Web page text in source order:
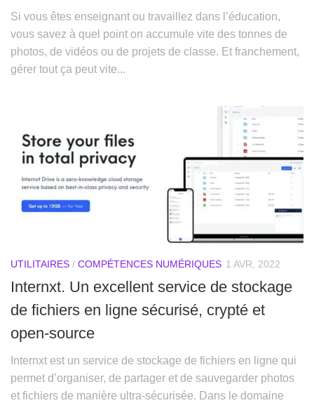
Si vous êtes enseignant ou travaillez dans l’éducation,
vous savez à quel point on accumule vite des tonnes de
photos, de vidéos ou de projets de classe. Et franchement,
gérer tout ça peut vite...
UTILITAIRES / COMPÉTENCES NUMÉRIQUES 1 AVR, 2022
Internxt. Un excellent service de stockage
de fichiers en ligne sécurisé, crypté et
open-source
Internxt est un service de stockage de fichiers en ligne qui
permet d’organiser, de partager et de sauvegarder photos
et fichiers de manière ultra-sécurisée. Dans le domaine